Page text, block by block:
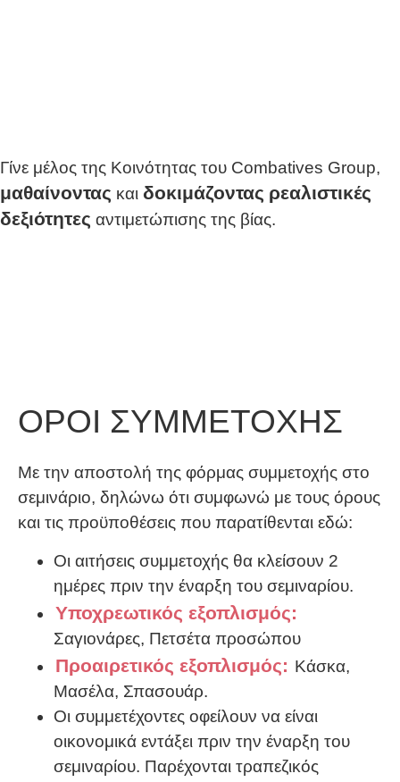
Γίνε μέλος της Κοινότητας του Combatives Group,
μαθαίνοντας και δοκιμάζοντας ρεαλιστικές
δεξιότητες αντιμετώπισης της βίας.
ΟΡΟΙ ΣΥΜΜΕΤΟΧΗΣ
Με την αποστολή της φόρμας συμμετοχής στο
σεμινάριο, δηλώνω ότι συμφωνώ με τους όρους
και τις προϋποθέσεις που παρατίθενται εδώ:
Οι αιτήσεις συμμετοχής θα κλείσουν 2
ημέρες πριν την έναρξη του σεμιναρίου.
Υποχρεωτικός εξοπλισμός:
Σαγιονάρες, Πετσέτα προσώπου
Προαιρετικός εξοπλισμός: Κάσκα,
Μασέλα, Σπασουάρ.
Οι συμμετέχοντες οφείλουν να είναι
οικονομικά εντάξει πριν την έναρξη του
σεμιναρίου. Παρέχονται τραπεζικός